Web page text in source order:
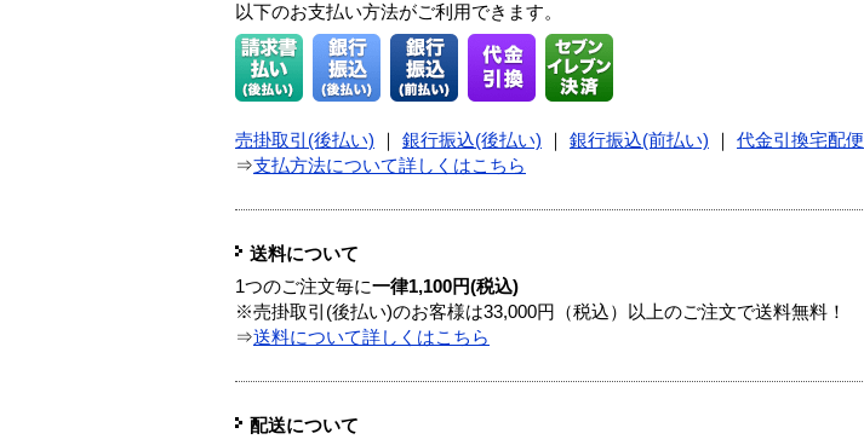
以下のお支払い方法がご利用できます。
売掛取引(後払い) ｜ 銀行振込(後払い) ｜ 銀行振込(前払い) ｜ 代金引換宅配便
⇒支払方法について詳しくはこちら
送料について
1つのご注文毎に一律1,100円(税込)
※売掛取引(後払い)のお客様は33,000円（税込）以上のご注文で送料無料！
⇒送料について詳しくはこちら
配送について